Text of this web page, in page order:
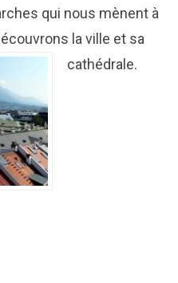
qui nous mènent à
la ville et sa
cathédrale.